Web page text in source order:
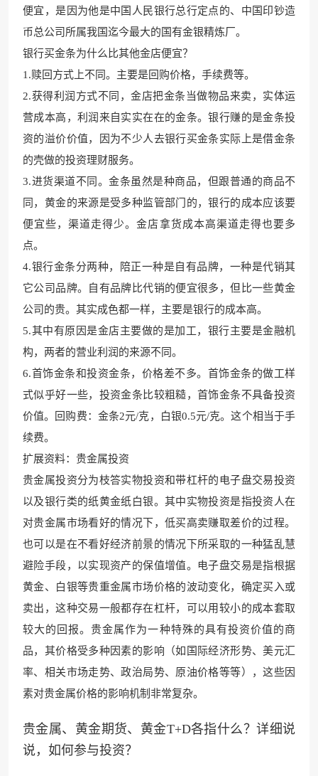
便宜，是因为他是中国人民银行总行定点的、中国 印钞造
币总公司所属我国迄今最大的国有金银精炼厂。
银行买金条为什么比其他金店便宜？
1.赎回方式上不同。主要是回购价格，手续费等。
2.获得利润方式不同，金店把金条当做物品来卖，实体运
营成本高，利润来自实实在在的金条。银行赚的是金条投
资的溢价价值，因为不少人去银行买金条实 际上是借金条
的壳做的投资理财服务。
3.进货渠道不同。金条虽然是种商品， 但跟普通的商品不
同，黄金的来源是受多种监管部门的，银行的成本应该要
便宜些，渠道走得少。金店拿货成本高渠道走得也要多
点。
4.银行金条分两种，
陪正一种是自有品牌， 一种是代销其
它公司品牌。自有品牌比代销的便宜很多，但比一些黄金
公司的贵。其实成色都一样，主要是银行的成本高。
5.其中有原因是金店主要做的是加工，银行主要是金融机
构，两者的营业利润的来源不同。
6.首饰金条和投资金条，价格差不多。首饰金条的做工样
式似乎好一些，投资金条比较粗糙，首饰金条不具备投资
价值。回购费：金条2元/克，白银0.5元/克。这个相当于手
续费。
扩展资料：贵金属投资
贵金属投资分为枝答实物投资和带杠杆的电子盘交易投资
以 及银行类的纸黄金纸白银。其中实物投资是指投资人在
对贵金属市场看好的情况下，低买高卖赚取差价的过程。
也可以是在不看好经济前景的情况下所采取的一种猛乱慧
避险手段，以实现资产的保值增值。电子盘交易是指根据
黄金、白银等贵重金属市场价格的波动变化，确定买入或
卖出，这种交易一般都存在杠杆，可以用较小的成本套取
较大的回报。贵金属作为一种特殊的具有投资价值的商
品，其价格受多种因素的影响（如国际经济形势、美元汇
率、相关市场走势、政治局势、原油价格等等），这些因
素对贵金属价格的影响机制非常复杂。
贵金属、黄金期货、黄金T+D各指什么？详细说
说，如何参与投资？